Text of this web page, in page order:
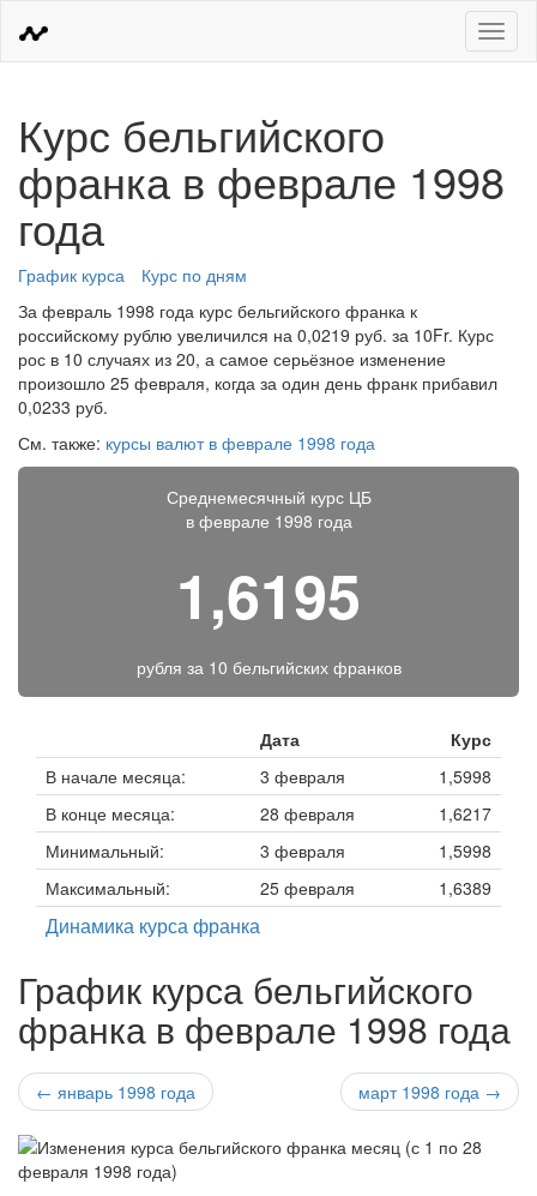
Меню
Курс бельгийского
франка в феврале 1998
года
График курса
Курс по дням
За февраль 1998 года курс бельгийского франка к
российскому рублю увеличился на 0,0219 руб. за 10Fr. Курс
рос в 10 случаях из 20, а самое серьёзное изменение
произошло 25 февраля, когда за один день франк прибавил
0,0233 руб.
См. также: курсы валют в феврале 1998 года
Среднемесячный курс ЦБ
в феврале 1998 года
1,6195
рубля за 10 бельгийских франков
Дата
Курс
В начале месяца:
3 февраля
1,5998
В конце месяца:
28 февраля
1,6217
Минимальный:
3 февраля
1,5998
Максимальный:
25 февраля 1,6389
Динамика курса франка
График курса бельгийского
франка в феврале 1998 года
← январь 1998 года март 1998 года →